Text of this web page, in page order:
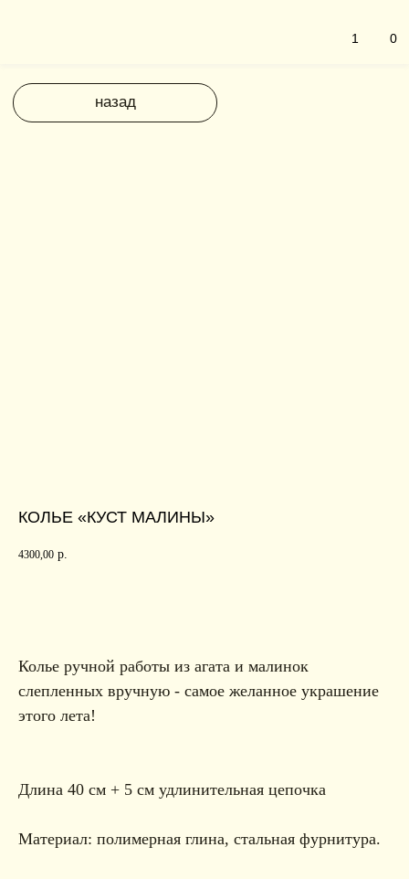
КОЛЬЕ «КУСТ МАЛИНЫ»
4300,00 р.
Колье ручной работы из агата и малинок
слепленных вручную - самое желанное украшение
этого лета!
Длина 40 см + 5 см удлинительная цепочка
Материал: полимерная глина, стальная фурнитура.